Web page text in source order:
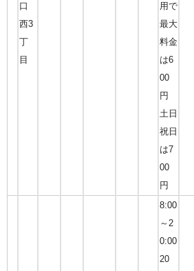
口
西3
丁
目
用で
最大
料金
は6
00
円
土日
祝日
は7
00
円
8:00
～2
0:00
20